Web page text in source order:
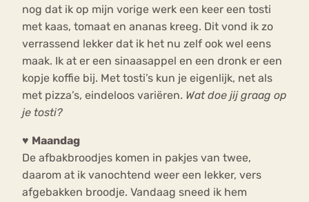
nog dat ik op mijn vorige werk een keer een tosti
met kaas, tomaat en ananas kreeg. Dit vond ik zo
verrassend lekker dat ik het nu zelf ook wel eens
maak. Ik at er een sinaasappel en een dronk er een
kopje koffie bij. Met tosti’s kun je eigenlijk, net als
met pizza’s, eindeloos variëren. Wat doe jij graag op
je tosti?
♥ Maandag
De afbakbroodjes komen in pakjes van twee,
daarom at ik vanochtend weer een lekker, vers
afgebakken broodje. Vandaag sneed ik hem